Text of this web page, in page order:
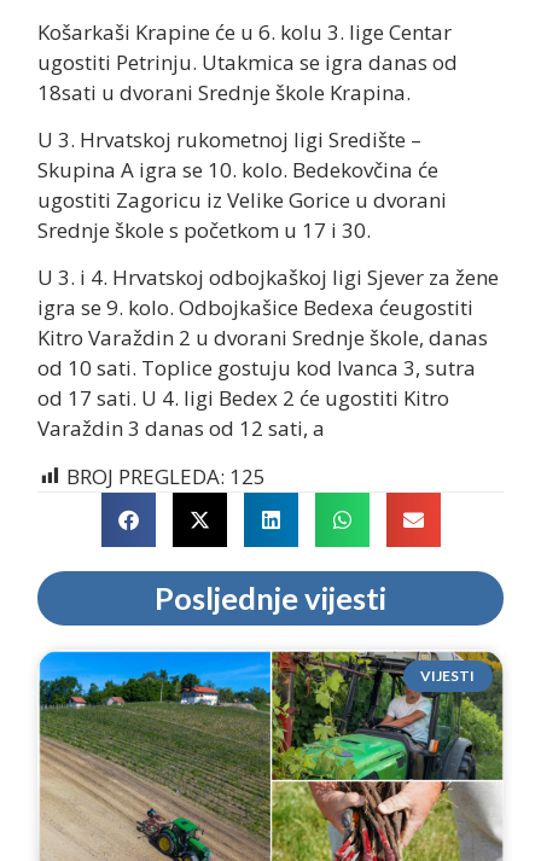
Košarkaši Krapine će u 6. kolu 3. lige Centar
ugostiti Petrinju. Utakmica se igra danas od
18sati u dvorani Srednje škole Krapina.
U 3. Hrvatskoj rukometnoj ligi Središte –
Skupina A igra se 10. kolo. Bedekovčina će
ugostiti Zagoricu iz Velike Gorice u dvorani
Srednje škole s početkom u 17 i 30.
U 3. i 4. Hrvatskoj odbojkaškoj ligi Sjever za žene
igra se 9. kolo. Odbojkašice Bedexa ćeugostiti
Kitro Varaždin 2 u dvorani Srednje škole, danas
od 10 sati. Toplice gostuju kod Ivanca 3, sutra
od 17 sati. U 4. ligi Bedex 2 će ugostiti Kitro
Varaždin 3 danas od 12 sati, a
BROJ PREGLEDA: 125
Posljednje vijesti
VIJESTI